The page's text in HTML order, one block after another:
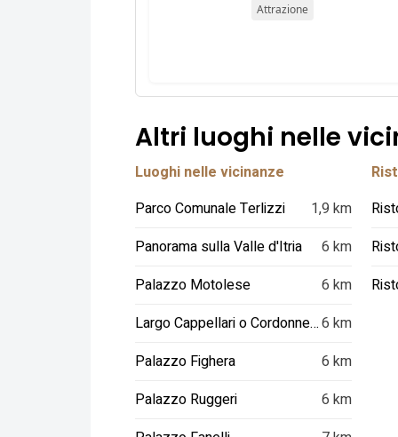
Attrazione
Altri luoghi nelle
Luoghi nelle vicinanze
Parco Comunale Terlizzi
1,9 km
Panorama sulla Valle d'Itria
6 km
Palazzo Motolese
6 km
Largo Cappellari o Cordonnello6 km
Palazzo Fighera
6 km
Palazzo Ruggeri
6 km